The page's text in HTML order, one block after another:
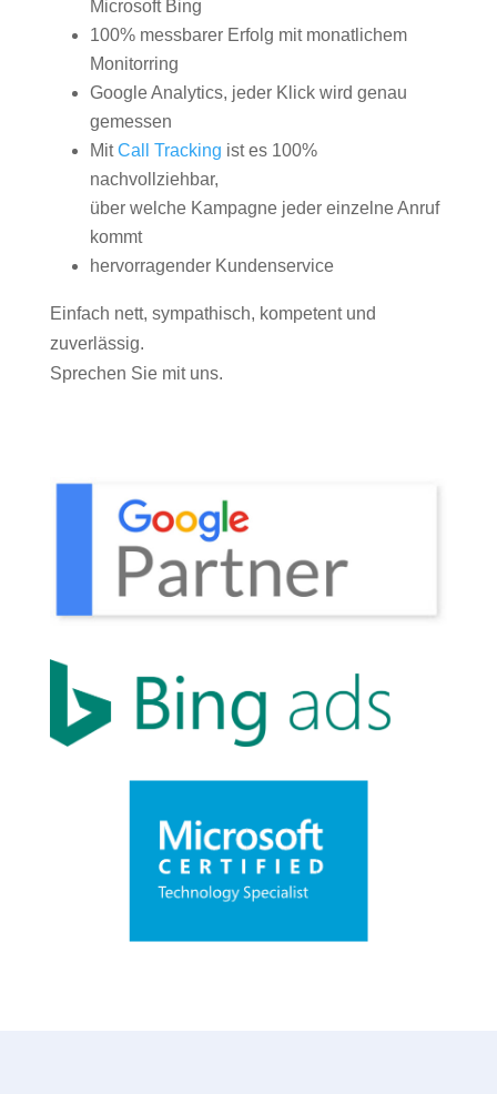
Microsoft Bing
100% messbarer Erfolg mit monatlichem
Monitorring
Google Analytics, jeder Klick wird genau
gemessen
MitCall Tracking ist es 100%
nachvollziehbar,
über welche Kampagne jeder einzelne Anruf
kommt
hervorragender Kundenservice
Einfach nett, sympathisch, kompetent und
zuverlässig.
Sprechen Sie mit uns.